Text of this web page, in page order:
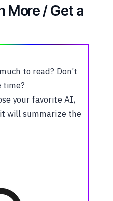
More / Get a
to read? Don’t
time?
your favorite AI,
will summarize the